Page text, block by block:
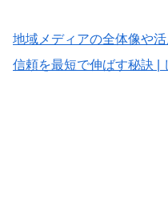
地域メディアの全体像や
信頼を最短で伸ばす秘訣 |